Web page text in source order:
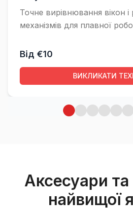
Точне вирівнювання вікон
механізмів для плавної
Від €10
ВИКЛИКАТИ
Аксесуари
найвищої